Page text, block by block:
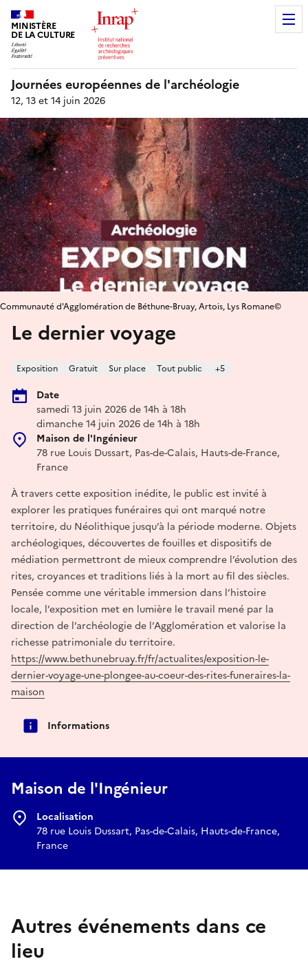
MINISTÈRE
DE LA CULTURE
Journées européennes de l'archéologie
12, 13 et 14 juin 2026
Le dernier voyage
Exposition Gratuit Sur place Tout public +5
Date
samedi 13 juin 2026 de 14h à 18h
dimanche 14 juin 2026 de 14h à 18h
Maison de l'Ingénieur
78 rue Louis Dussart, Pas-de-Calais, Hauts-de-France,
France
Communauté d'Agglomération de Béthune-Bruay, Artois, Lys Romane©
À travers cette exposition inédite, le public est invité à
explorer les pratiques funéraires qui ont marqué notre
territoire, du Néolithique jusqu’à la période moderne. Objets
archéologiques, découvertes de fouilles et dispositifs de
médiation permettront de mieux comprendre l’évolution des
rites, croyances et traditions liés à la mort au fil des siècles.
Pensée comme une véritable immersion dans l’histoire
locale, l’exposition met en lumière le travail mené par la
direction de l’archéologie de l’Agglomération et valorise la
richesse patrimoniale du territoire.
https://www.bethunebruay.fr/fr/actualites/exposition-le-
dernier-voyage-une-plongee-au-coeur-des-rites-funeraires-la-
maison
Informations
Maison de l'Ingénieur
Localisation
78 rue Louis Dussart, Pas-de-Calais, Hauts-de-France,
France
Autres événements dans ce
lieu